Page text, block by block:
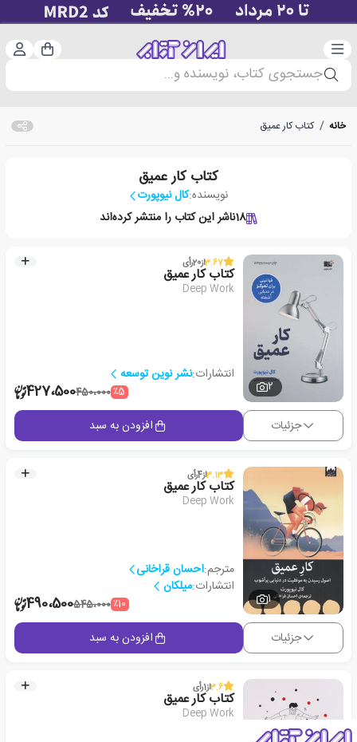
دسته‌بندی سبد
جستجوی کتاب، نویسنده و...
خانه / کتاب کار عمیق
کتاب کار عمیق
نویسنده:کال نیوپورت
18ناشر این کتاب را منتشر کرده‌اند
2
3.67از20رأی
کتاب کار عمیق
Deep Work
انتشارات:نشر نوین توسعه
٪5450،000427،500
جزئیات افزودن به سبد
1
3.13از4رأی
کتاب کار عمیق
Deep Work
مترجم:احسان قراخانی
انتشارات:میلکان
٪10545،000490،500
جزئیات افزودن به سبد
3.6از1رأی
کتاب کار عمیق
Deep Work